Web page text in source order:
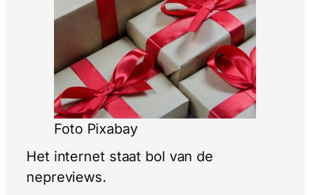
Foto Pixabay
Het internet staat bol van de
nepreviews.